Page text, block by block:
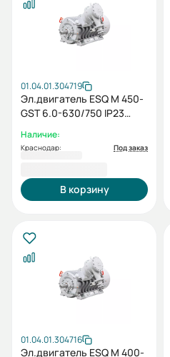
01.04.01.304719
Эл.двигатель ESQ M 450-
GST 6.0-630/750 IP23
Наличие:
Краснодар: Под заказ
В корзину
01.04.01.304716
Эл.двигатель ESQ M 400-